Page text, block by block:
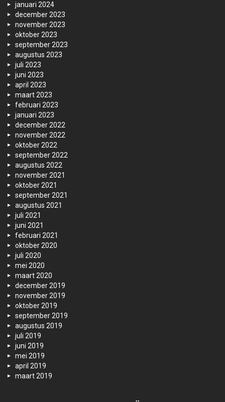
januari 2024
december 2023
november 2023
oktober 2023
september 2023
augustus 2023
juli 2023
juni 2023
april 2023
maart 2023
februari 2023
januari 2023
december 2022
november 2022
oktober 2022
september 2022
augustus 2022
november 2021
oktober 2021
september 2021
augustus 2021
juli 2021
juni 2021
februari 2021
oktober 2020
juli 2020
mei 2020
maart 2020
december 2019
november 2019
oktober 2019
september 2019
augustus 2019
juli 2019
juni 2019
mei 2019
april 2019
maart 2019